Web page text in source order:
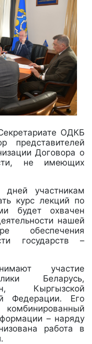
ОДКБ
представителей
Договора о
не имеющих
участникам
курс лекций по
будет охвачен
нашей
обеспечения
государств –
участие
Беларусь,
Кыргызской
Федерации. Его
– наряду
работа в